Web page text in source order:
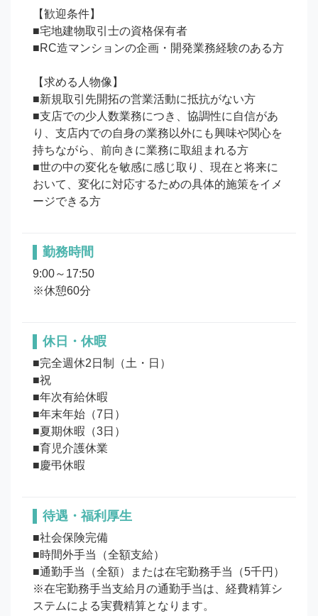
【歓迎条件】
■宅地建物取引士の資格保有者
■RC造マンションの企画・開発業務経験のある方
【求める人物像】
■新規取引先開拓の営業活動に抵抗がない方
■支店での少人数業務につき、協調性に自信があ
り、支店内での自身の業務以外にも興味や関心を
持ちながら、前向きに業務に取組まれる方
■世の中の変化を敏感に感じ取り、現在と将来に
おいて、変化に対応するための具体的施策をイメ
ージできる方
勤務時間
9:00～17:50
※休憩60分
休日・休暇
■完全週休2日制（土・日）
■祝
■年次有給休暇
■年末年始（7日）
■夏期休暇（3日）
■育児介護休業
待遇・福利厚生
■社会保険完備
■時間外手当（全額支給）
■通勤手当（全額）または在宅勤務手当（5千円）
※在宅勤務手当支給月の通勤手当は、経費精算シ
ステムによる実費精算となります。